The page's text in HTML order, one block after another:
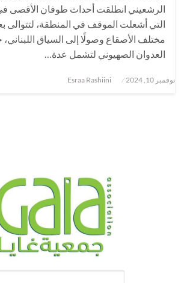
التي أشعلت الموقف في المنطقة، لتتوالى
مختلف الأصقاع وصولًا إلى السياق
العدوان الصهيوني لتشمل عدة…
نُشر
في
نوفمبر 10, 2024 Esraa Rashiini